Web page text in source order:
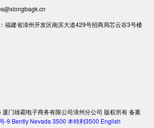
福建省漳州开发区南滨大道429号招商局芯云谷3号楼
门雄霸电子商务有限公司漳州分公司 版权所有 备案
-9 Bently Nevada 3500 本特利3500 English